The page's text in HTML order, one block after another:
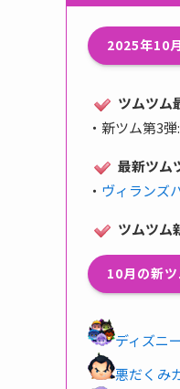
2025年10
ツムツム
・ 新ツム第3
最新ツム
・ ヴィランズ
ツムツム
10月の新
ディズニ
悪だくみ